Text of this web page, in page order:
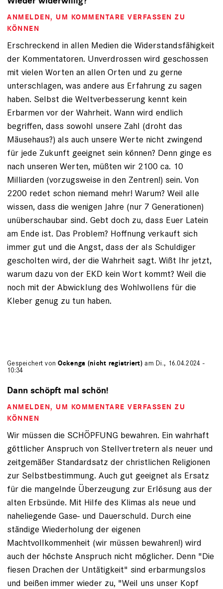
ANMELDEN, UM KOMMENTARE VERFASSEN ZU
KÖNNEN
Erschreckend in allen Medien die Widerstandsfähigkeit
der Kommentatoren. Unverdrossen wird geschossen
mit vielen Worten an allen Orten und zu gerne
unterschlagen, was andere aus Erfahrung zu sagen
haben. Selbst die Weltverbesserung kennt kein
Erbarmen vor der Wahrheit. Wann wird endlich
begriffen, dass sowohl unsere Zahl (droht das
Mäusehaus?) als auch unsere Werte nicht zwingend
für jede Zukunft geeignet sein können? Denn ginge es
nach unseren Werten, müßten wir 2100 ca. 10
Milliarden (vorzugsweise in den Zentren!) sein. Von
2200 redet schon niemand mehr! Warum? Weil alle
wissen, dass die wenigen Jahre (nur 7 Generationen)
unüberschaubar sind. Gebt doch zu, dass Euer Latein
am Ende ist. Das Problem? Hoffnung verkauft sich
immer gut und die Angst, dass der als Schuldiger
gescholten wird, der die Wahrheit sagt. Wißt Ihr jetzt,
warum dazu von der EKD kein Wort kommt? Weil die
noch mit der Abwicklung des Wohlwollens für die
Kleber genug zu tun haben.
Gespeichert vonOckenga (nicht registriert) am Di., 16.04.2024 -
10:34
Dann schöpft mal schön!
ANMELDEN, UM KOMMENTARE VERFASSEN ZU
KÖNNEN
Wir müssen die SCHÖPFUNG bewahren. Ein wahrhaft
göttlicher Anspruch von Stellvertretern als neuer und
zeitgemäßer Standardsatz der christlichen Religionen
zur Selbstbestimmung. Auch gut geeignet als Ersatz
für die mangelnde Überzeugung zur Erlösung aus der
alten Erbsünde. Mit Hilfe des Klimas als neue und
naheliegende Gase- und Dauerschuld. Durch eine
ständige Wiederholung der eigenen
Machtvollkommenheit (wir müssen bewahren!) wird
auch der höchste Anspruch nicht möglicher. Denn "Die
fiesen Drachen der Untätigkeit" sind erbarmungslos
und beißen immer wieder zu, "Weil uns unser Kopf